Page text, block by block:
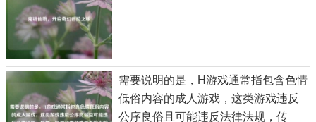
需要说明的是，H游戏通常指包含色情
低俗内容的成人游戏，这类游戏违反
公序良俗且可能违反法律法规，传